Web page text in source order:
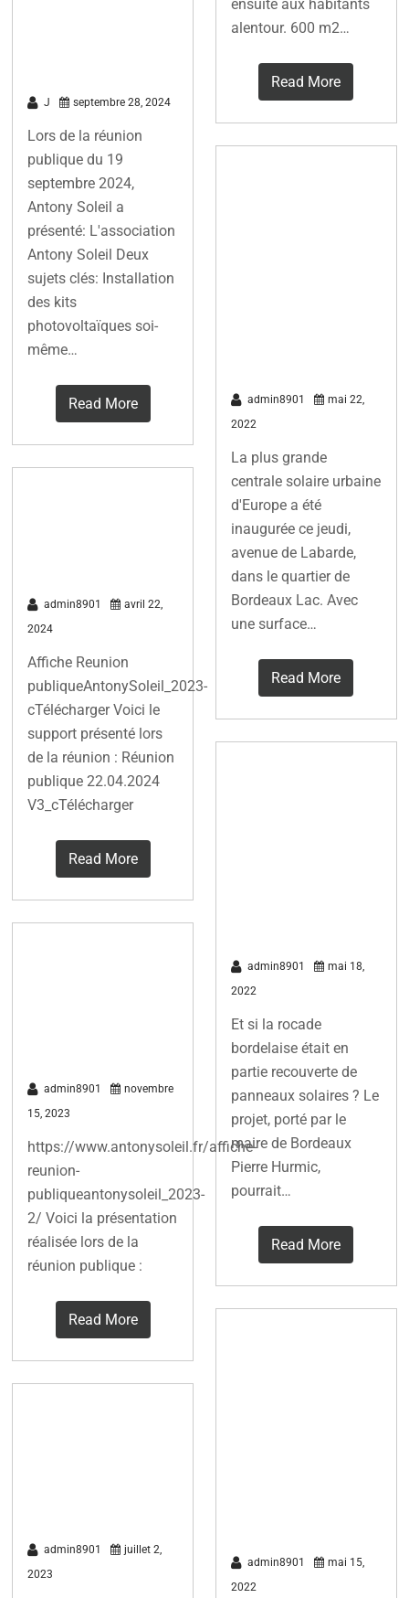
J septembre 28, 2024
Lors de la réunion
publique du 19
septembre 2024,
Antony Soleil a
présenté: L'association
Antony Soleil Deux
sujets clés: Installation
des kits
photovoltaïques soi-
même…
Read More
admin8901
avril 22,
2024
Affiche Reunion
publiqueAntonySoleil_2023-
cTélécharger Voici le
support présenté lors
de la réunion : Réunion
publique 22.04.2024
V3_cTélécharger
Read More
admin8901
novembre
15, 2023
https://www.antonysoleil.fr/affiche-
reunion-
publiqueantonysoleil_2023-
2/ Voici la présentation
réalisée lors de la
réunion publique :
Read More
admin8901
juillet 2,
2023
ensuite aux habitants
alentour. 600 m2…
Read More
admin8901
mai 22,
2022
La plus grande
centrale solaire urbaine
d'Europe a été
inaugurée ce jeudi,
avenue de Labarde,
dans le quartier de
Bordeaux Lac. Avec
une surface…
Read More
admin8901
mai 18,
2022
Et si la rocade
bordelaise était en
partie recouverte de
panneaux solaires ? Le
projet, porté par le
maire de Bordeaux
Pierre Hurmic,
pourrait…
Read More
admin8901
mai 15,
2022